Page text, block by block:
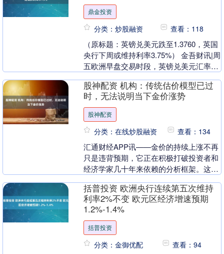
鼎金投资
分类：炒股融资 查看：118
（原标题：英镑兑美元跌至1.3760，英国
央行下周或维持利率3.75%） 金吾财讯|周
五欧洲早盘交易时段，英镑兑美元汇率跌
至1.3760附近。美元走强主要受美国....
股神配资 机构：传统估价模型已过
时，无法说明当下金价涨势
股神配资
分类：在线炒股融资 查看：134
汇通财经APP讯——金价的持续上涨不再
只是违背预期，它正在积极打破投资者和
经济学家几十年来依赖的分析框架。这是
WisdomTree的大宗商品和宏观经济研究
主管N....
括普投资 欧洲央行连续第五次维持
利率2%不变 欧元区经济增速预期
1.2%-1.4%
括普投资
分类：金御优配 查看：94